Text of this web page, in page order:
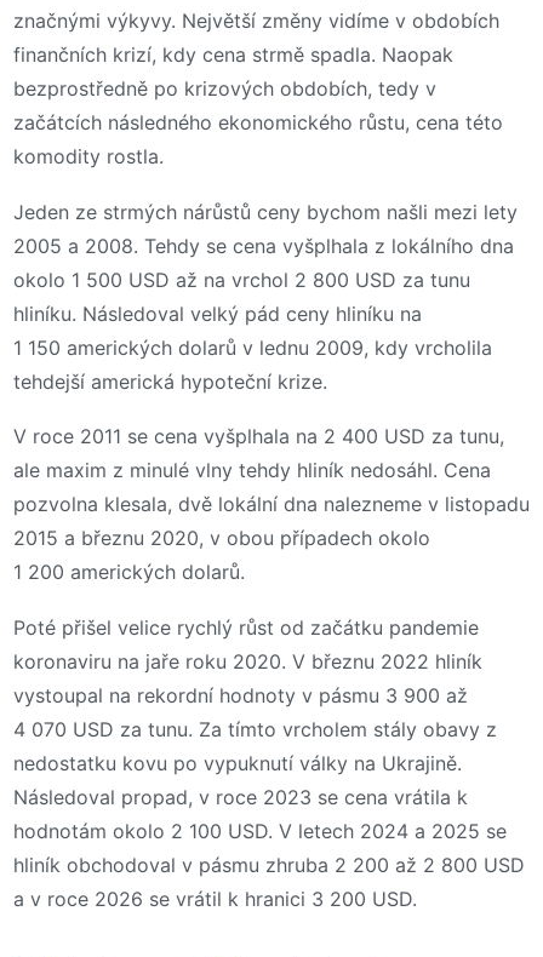
značnými výkyvy. Největší změny vidíme v obdobích
finančních krizí, kdy cena strmě spadla. Naopak
bezprostředně po krizových obdobích, tedy v
začátcích následného ekonomického růstu, cena této
komodity rostla.
Jeden ze strmých nárůstů ceny bychom našli mezi lety
2005 a 2008. Tehdy se cena vyšplhala z lokálního dna
okolo 1 500 USD až na vrchol 2 800 USD za tunu
hliníku. Následoval velký pád ceny hliníku na
1 150 amerických dolarů v lednu 2009, kdy vrcholila
tehdejší americká hypoteční krize.
V roce 2011 se cena vyšplhala na 2 400 USD za tunu,
ale maxim z minulé vlny tehdy hliník nedosáhl. Cena
pozvolna klesala, dvě lokální dna nalezneme v listopadu
2015 a březnu 2020, v obou případech okolo
1 200 amerických dolarů.
Poté přišel velice rychlý růst od začátku pandemie
koronaviru na jaře roku 2020. V březnu 2022 hliník
vystoupal na rekordní hodnoty v pásmu 3 900 až
4 070 USD za tunu. Za tímto vrcholem stály obavy z
nedostatku kovu po vypuknutí války na Ukrajině.
Následoval propad, v roce 2023 se cena vrátila k
hodnotám okolo 2 100 USD. V letech 2024 a 2025 se
hliník obchodoval v pásmu zhruba 2 200 až 2 800 USD
a v roce 2026 se vrátil k hranici 3 200 USD.